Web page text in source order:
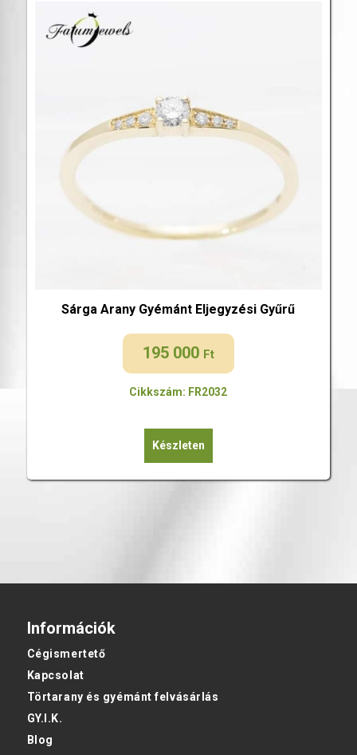
Sárga Arany Gyémánt Eljegyzési Gyűrű
195 000 Ft
Cikkszám: FR2032
Készleten
Információk
Cégismertető
Kapcsolat
Törtarany és gyémánt felvásárlás
GY.I.K.
Blog